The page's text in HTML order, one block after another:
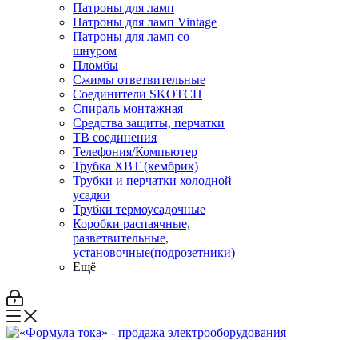
Патроны для ламп
Патроны для ламп Vintage
Патроны для ламп со
шнуром
Пломбы
Сжимы ответвительные
Соединители SKOTCH
Спираль монтажная
Средства защиты, перчатки
ТВ соединения
Телефония/Компьютер
Трубка ХВТ (кембрик)
Трубки и перчатки холодной
усадки
Трубки термоусадочные
Коробки распаячные,
разветвительные,
установочные(подрозетники)
Ещё